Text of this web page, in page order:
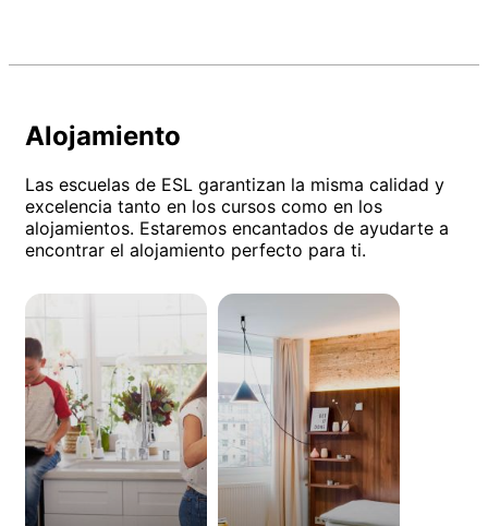
Alojamiento
Las escuelas de ESL garantizan la misma calidad y
excelencia tanto en los cursos como en los
alojamientos. Estaremos encantados de ayudarte a
encontrar el alojamiento perfecto para ti.